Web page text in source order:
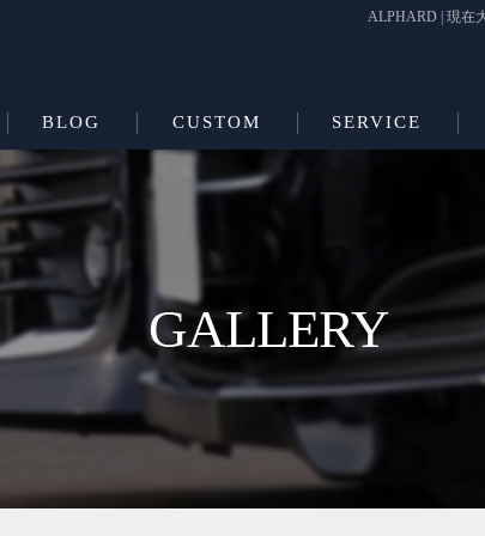
ALPHARD | 現在
BLOG CUSTOM SERVICE
GALLERY